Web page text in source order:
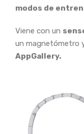
modos de
Viene con un
un magnetómetro
AppGallery.